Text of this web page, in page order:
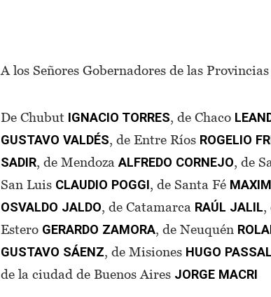
A los Señores Gobernadores de las Provincias
De Chubut IGNACIO TORRES, de Chaco
GUSTAVO VALDÉS, de Entre Ríos ROGELIO
SADIR, de Mendoza ALFREDO CORNEJO, de
San Luis CLAUDIO POGGI, de Santa Fé
OSVALDO JALDO, de Catamarca RAÚL JALIL,
Estero GERARDO ZAMORA, de Neuquén
GUSTAVO SÁENZ, de Misiones HUGO
de la ciudad de Buenos Aires JORGE MACRI